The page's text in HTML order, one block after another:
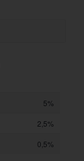
5%
2,5%
0,5%